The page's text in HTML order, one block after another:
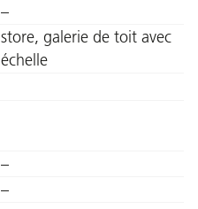
–
store, galerie de toit avec
échelle
–
–